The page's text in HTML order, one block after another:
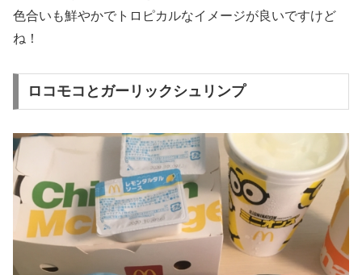
色合いも鮮やかでトロピカルなイメージが良いですけど
ね！
ロコモコとガーリックシュリンプ